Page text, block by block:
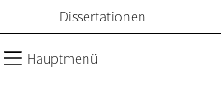
Dissertationen
Hauptmenü